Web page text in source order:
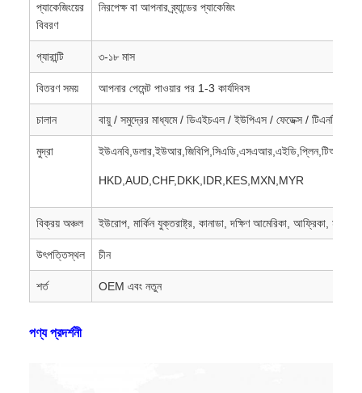
প্যাকেজিংয়ের
বিবরণ
নিরপেক্ষ বা আপনার ব্র্যান্ডের প্যাকেজিং
গ্যারান্টি ৩-১৮ মাস
বিতরণ সময় আপনার পেমেন্ট পাওয়ার পর 1-3 কার্যদিবস
চালান বায়ু / সমুদ্রের মাধ্যমে / ডিএইচএল / ইউপিএস / ফেডেক্স / টিএনটি /
মুদ্রা
HKD,AUD,CHF,DKK,IDR,KES,MXN,MYR
বিক্রয় অঞ্চল ইউরোপ, মার্কিন যুক্তরাষ্ট্র, কানাডা, দক্ষিণ আমেরিকা, আফ্রিকা,
উৎপত্তিস্থল চীন
শর্ত OEM এবং নতুন
পণ্য প্রদর্শনী